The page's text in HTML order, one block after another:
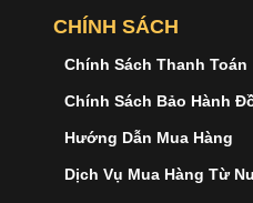
CHÍNH SÁCH
Chính Sách Thanh Toán
Chính Sách Bảo Hành
Hướng Dẫn Mua Hàng
Dịch Vụ Mua Hàng Từ